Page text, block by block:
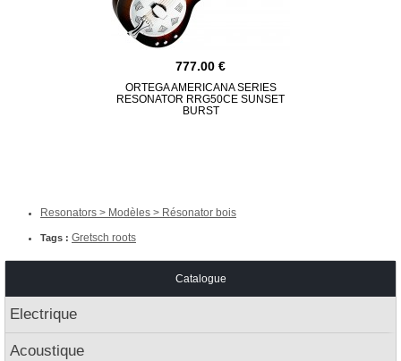
777.00
ORTEGA AMERICANA SERIES
RESONATOR RRG50CE SUNSET
BURST
Resonators > Modèles > Résonator bois
Tags : Gretsch roots
Catalogue
Electrique
Acoustique